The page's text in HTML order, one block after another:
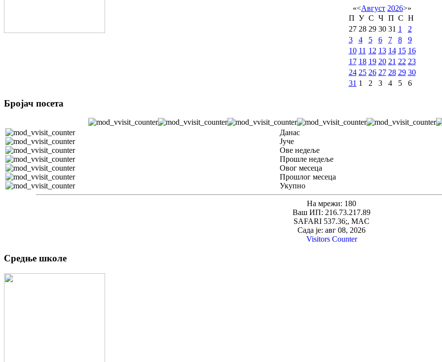
«<Август 2026>»
П У С Ч П С Н
27 28 29 30 31 1
2
3
4 5 6 7 8
9
10 11 12 13 14 15 16
17 18 19 20 21 22 23
24 25 26 27 28 29 30
31 1 2 3 4 5 6
Бројач посета
Данас
Јуче
Ове недеље
Прошле недеље
Овог месеца
Прошлог месеца
Укупно
На мрежи: 180
Ваш ИП: 216.73.217.89
SAFARI 537.36;, MAC
Сада је: авг 08, 2026
Visitors Counter
Средње школе